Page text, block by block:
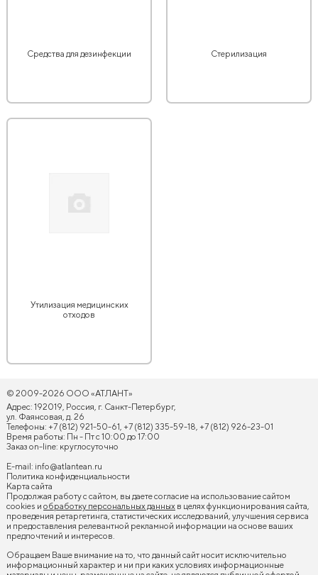
Средства для дезинфекции Стерилизация
Утилизация медицинских
отходов
© 2009-2026 ООО «АТЛАНТ»
Адрес: 192019, Россия, г. Санкт-Петербург,
ул. Фаянсовая, д. 26
Телефоны: +7 (812) 921-50-61, +7 (812) 335-59-18, +7 (812) 926-23-01
Время работы: Пн - Пт с 10:00 до 17:00
Заказ on-line: круглосуточно
E-mail: info@atlantean.ru
Политика конфиденциальности
Карта сайта
Продолжая работу с сайтом, вы даете согласие на использование сайтом
cookies и обработку персональных данных в целях функционирования сайта,
проведения ретаргетинга, статистических исследований, улучшения сервиса
и предоставления релевантной рекламной информации на основе ваших
предпочтений и интересов.
Обращаем Ваше внимание на то, что данный сайт носит исключительно
информационный характер и ни при каких условиях информационные